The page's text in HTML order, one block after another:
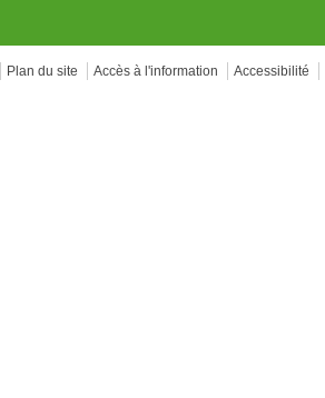
Plan du site Accès à l'information Accessibilité